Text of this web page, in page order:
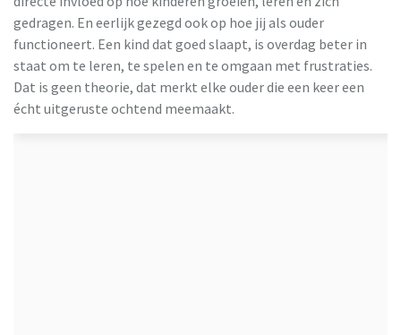
gedragen. En eerlijk gezegd ook op hoe jij als ouder
functioneert. Een kind dat goed slaapt, is overdag beter in
staat om te leren, te spelen en te omgaan met frustraties.
Dat is geen theorie, dat merkt elke ouder die een keer een
écht uitgeruste ochtend meemaakt.